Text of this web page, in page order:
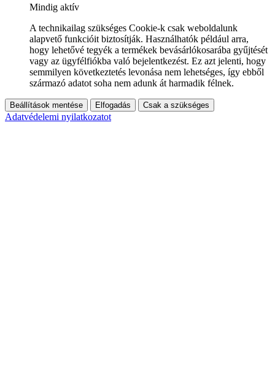
Mindig aktív
A technikailag szükséges Cookie-k csak weboldalunk
alapvető funkcióit biztosítják. Használhatók például arra,
hogy lehetővé tegyék a termékek bevásárlókosarába gyűjtését
vagy az ügyfélfiókba való bejelentkezést. Ez azt jelenti, hogy
semmilyen következtetés levonása nem lehetséges, így ebből
származó adatot soha nem adunk át harmadik félnek.
Beállítások mentése Elfogadás Csak a szükséges
Adatvédelemi nyilatkozatot